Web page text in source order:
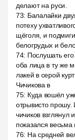
делают на руси.
73: Балалайки
потеху
щёголя, и
белогрудых и
74: Послушать
оба лица в ту же
лакей в серой
Чичикова в
75: Куда вошёл
отрывисто прошу.
чичиков взглянул
показался весьма
76: На средней